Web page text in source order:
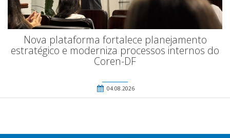
Nova plataforma fortalece planejamento
estratégico e moderniza processos internos do
Coren-DF
04.08.2026